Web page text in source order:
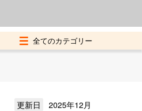
更新日 2025年12月